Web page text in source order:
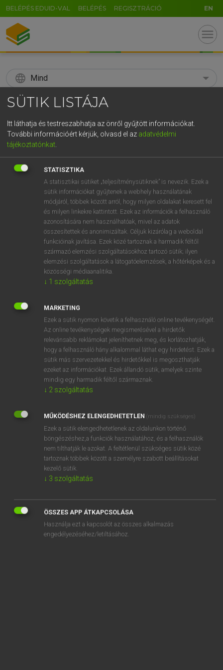
BELÉPÉS EDUID-VAL BELÉPÉS REGISZTRÁCIÓ EN
menu
language Mind
search
KERESÉS
Díjmentes angol szótár
fn
autokláv
ige autoklávban kezel
⚲ autoclave keresése szótárainkban
DÍJMENTES ANGOL SZÓTÁR
autochanger
autochthon
autochthonous
autochton
autoclave
autocracy
autocratic
autocratical
MICROSOFT OFFICE BŐVÍTMÉNY
BEÉPÜLŐ SZÓTÁRMODUL
ONLINE NYELVVIZSGA
SÜTIK LISTÁJA
Itt láthatja és testreszabhatja az önről gyűjtött információkat.
További információért kérjük, olvasd el az adatvédelmi
tájékoztatónkat
STATISZTIKA
A statisztikai sütiket „teljesítménysütiknek” is nevezik. Ezek a
sütik információkat gyűjtenek a webhely használatának
módjáról, többek között arról, hogy milyen oldalakat keresett fel
és milyen linkekre kattintott. Ezek az információk a felhasználó
azonosítására nem használhatóak, mivel az adatok
összesítettek és anonimizáltak. Céljuk kizárólag a weboldal
funkcióinak javítása. Ezek közé tartoznak a harmadik féltől
származó elemzési szolgáltatásokhoz tartozó sütik; ilyen
elemzési szolgáltatások a látogatóelemzések, a hőtérképek és a
közösségi médiaanalitika.
↓ 1 szolgáltatás
MARKETING
Ezek a sütik nyomon követik a felhasználó online tevékenységét.
Az online tevékenységek megismerésével a hirdetők
relevánsabb reklámokat jeleníthetnek meg, és korlátozhatják,
hogy a felhasználó hány alkalommal láthat egy hirdetést. Ezek a
sütik más szervezetekkel és hirdetőkkel is megoszthatják
ezeket az információkat. Ezek állandó sütik, amelyek szinte
mindig egy harmadik féltől származnak.
↓ 2 szolgáltatás
MŰKÖDÉSHEZ ELENGEDHETETLEN (mindig szükséges)
Ezek a sütik elengedhetetlenek az oldalunkon történő
böngészéshez,a funkciók használatához, és a felhasználók
nem tilthatják le azokat. A feltétlenül szükséges sütik közé
tartoznak többek között a személyre szabott beállításokat
kezelő sütik.
↓ 3 szolgáltatás
ÖSSZES APP ÁTKAPCSOLÁSA
Használja ezt a kapcsolót az összes alkalmazás
engedélyezéséhez/letiltásához.
GR
5 6 7 8 9 ö ü ó
r t z u i o p ő ú
k l ű
n m , . - AltGr